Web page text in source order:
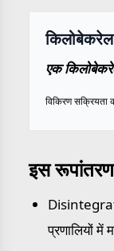
एक
विकिरण सक्रियता
इस रूपांतरण
प्रणालियों